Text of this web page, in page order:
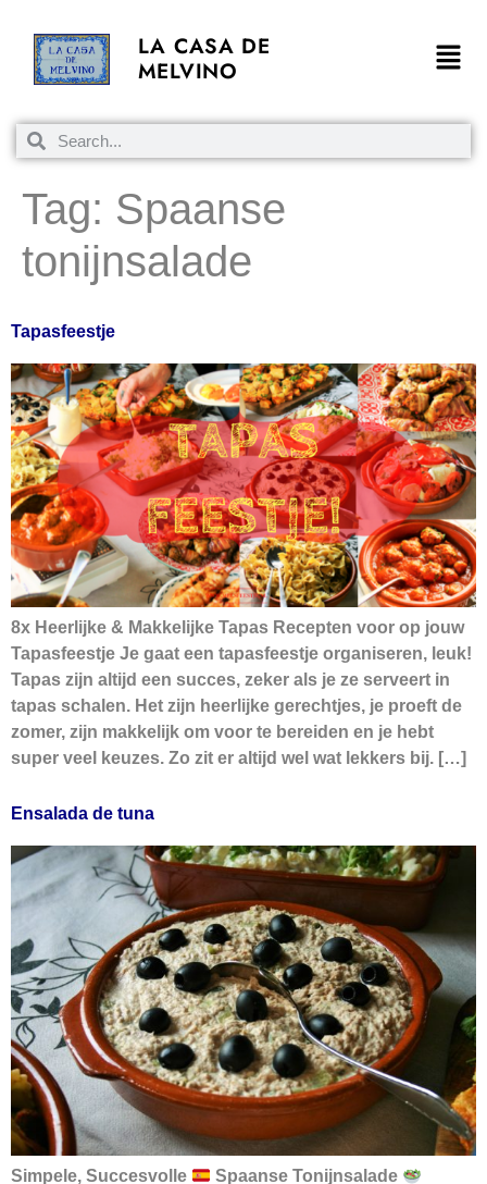
LA CASA DE
MELVINO
Tag: Spaanse
tonijnsalade
Tapasfeestje
8x Heerlijke & Makkelijke Tapas Recepten voor op jouw
Tapasfeestje Je gaat een tapasfeestje organiseren, leuk!
Tapas zijn altijd een succes, zeker als je ze serveert in
tapas schalen. Het zijn heerlijke gerechtjes, je proeft de
zomer, zijn makkelijk om voor te bereiden en je hebt
super veel keuzes. Zo zit er altijd wel wat lekkers bij. […]
Ensalada de tuna
Simpele, Succesvolle
Spaanse Tonijnsalade